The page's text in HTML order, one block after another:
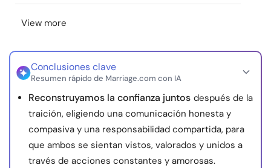
Sobre nosotros
© Copyright 2026. Todos los derechos reservados.
View more
Conclusiones clave
Resumen rápido de Marriage.com con IA
Reconstruyamos la confianza juntos después de la
traición, eligiendo una comunicación honesta y
compasiva y una responsabilidad compartida, para
que ambos se sientan vistos, valorados y unidos a
través de acciones constantes y amorosas.